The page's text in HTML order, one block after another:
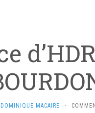
DOMINIQUE MACAIRE ·